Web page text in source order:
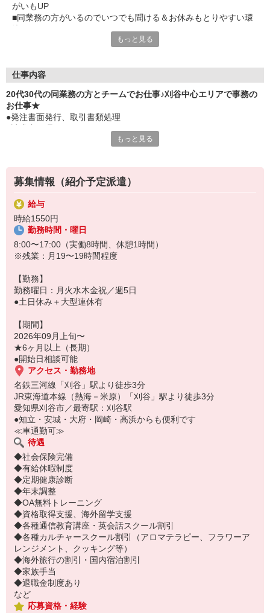
がいもUP
■同業務の方がいるのでいつでも聞ける＆お休みもとりやすい環
■派遣から正社員になって働くテンプの先輩も就業中の安心安定
がポイント
もっと見る
仕事内容
20代30代の同業務の方とチームでお仕事♪刈谷中心エリアで事務の
お仕事★
●発注書面発行、取引書類処理
●社内外進捗確認、課題の検討
もっと見る
募集情報（紹介予定派遣）
給与
時給1550円
勤務時間・曜日
8:00〜17:00（実働8時間、休憩1時間）
※残業：月19〜19時間程度
【勤務】
勤務曜日：月火水木金祝／週5日
●土日休み＋大型連休有
【期間】
2026年09月上旬〜
★6ヶ月以上（長期）
●開始日相談可能
アクセス・勤務地
名鉄三河線「刈谷」駅より徒歩3分
JR東海道本線（熱海－米原）「刈谷」駅より徒歩3分
愛知県刈谷市／最寄駅：刈谷駅
●知立・安城・大府・岡崎・高浜からも便利です
≪車通勤可≫
待遇
◆社会保険完備
◆有給休暇制度
◆定期健康診断
◆年末調整
◆OA無料トレーニング
◆資格取得支援、海外留学支援
◆各種通信教育講座・英会話スクール割引
◆各種カルチャースクール割引（アロマテラピー、フラワーア
レンジメント、クッキング等）
◆海外旅行の割引・国内宿泊割引
◆家族手当
◆退職金制度あり
など
応募資格・経験